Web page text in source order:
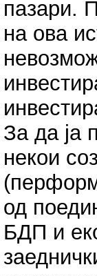
пазари.
на ова
За да ја
некои
од
БДП и